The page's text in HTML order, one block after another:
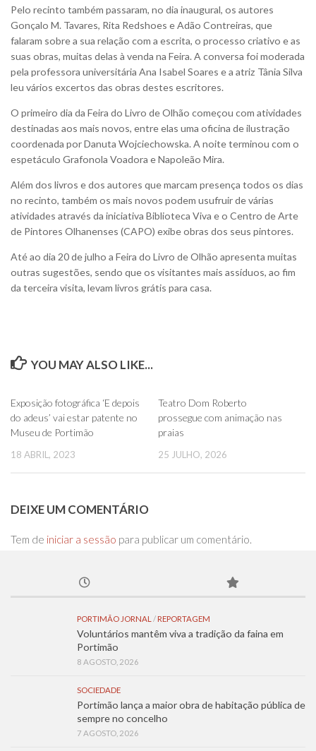
Pelo recinto também passaram, no dia inaugural, os autores
Gonçalo M. Tavares, Rita Redshoes e Adão Contreiras, que
falaram sobre a sua relação com a escrita, o processo criativo e as
suas obras, muitas delas à venda na Feira. A conversa foi moderada
pela professora universitária Ana Isabel Soares e a atriz Tânia Silva
leu vários excertos das obras destes escritores.
O primeiro dia da Feira do Livro de Olhão começou com atividades
destinadas aos mais novos, entre elas uma oficina de ilustração
coordenada por Danuta Wojciechowska. A noite terminou com o
espetáculo Grafonola Voadora e Napoleão Mira.
Além dos livros e dos autores que marcam presença todos os dias
no recinto, também os mais novos podem usufruir de várias
atividades através da iniciativa Biblioteca Viva e o Centro de Arte
de Pintores Olhanenses (CAPO) exibe obras dos seus pintores.
Até ao dia 20 de julho a Feira do Livro de Olhão apresenta muitas
outras sugestões, sendo que os visitantes mais assíduos, ao fim
da terceira visita, levam livros grátis para casa.
YOU MAY ALSO LIKE...
Exposição fotográfica ‘E depois
do adeus’ vai estar patente no
Museu de Portimão
18 ABRIL, 2023
Teatro Dom Roberto
prossegue com animação nas
praias
25 JULHO, 2026
DEIXE UM COMENTÁRIO
Tem de iniciar a sessão para publicar um comentário.
PORTIMÃO JORNAL / REPORTAGEM
Voluntários mantêm viva a tradição da faina em
Portimão
8 AGOSTO, 2026
SOCIEDADE
Portimão lança a maior obra de habitação pública de
sempre no concelho
7 AGOSTO, 2026